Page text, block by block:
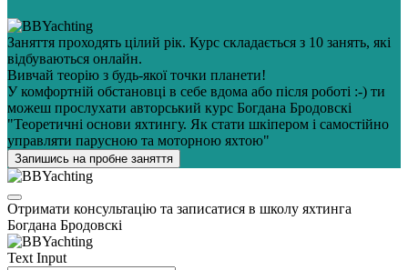
Заняття проходять цілий рік. Курс складається з 10 занять, які
відбуваються онлайн.
Вивчай теорію з будь-якої точки планети!
У комфортній обстановці в себе вдома або після роботі :-) ти
можеш прослухати авторський курс Богдана Бродовскі
"Теоретичні основи яхтингу. Як стати шкіпером і самостійно
управляти парусною та моторною яхтою"
Запишись на пробне заняття
Отримати консультацію та записатися в школу яхтинга
Богдана Бродовскі
Text Input